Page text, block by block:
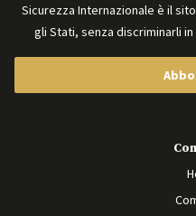
Sicurezza Internazionale è il
gli Stati, senza discriminarli